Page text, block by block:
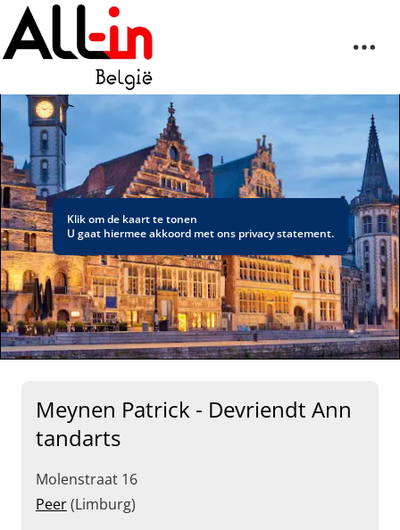
Klik om de kaart te tonen
U gaat hiermee akkoord met ons privacy statement.
Meynen Patrick - Devriendt Ann
tandarts
Molenstraat 16
Peer(Limburg)